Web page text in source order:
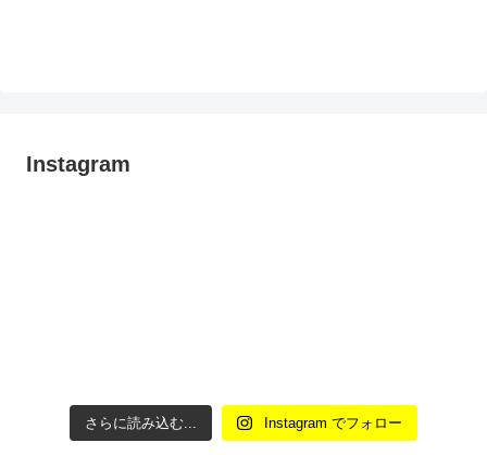
Instagram
さらに読み込む... Instagram でフォロー